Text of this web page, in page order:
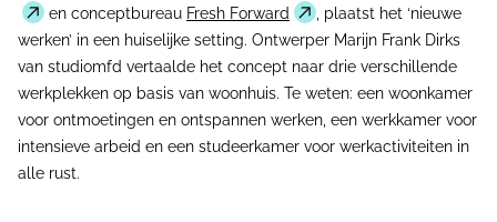
en conceptbureau Fresh Forward
, plaatst het ‘nieuwe
werken’ in een huiselijke setting. Ontwerper Marijn Frank Dirks
van studiomfd vertaalde het concept naar drie verschillende
werkplekken op basis van woonhuis. Te weten: een woonkamer
voor ontmoetingen en ontspannen werken, een werkkamer voor
intensieve arbeid en een studeerkamer voor werkactiviteiten in
alle rust.